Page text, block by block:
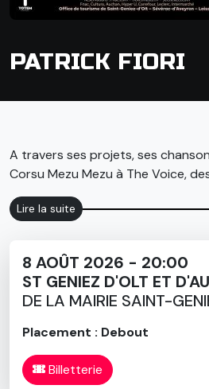
PATRICK FIORI
A travers ses projets, ses
Corsu Mezu Mezu à The Voice,
Patrick Fiori a développé une
avec son public.
Toujours entouré de son équipe,
de cœur le temps d'une soirée
Lire la suite
8 AOÛT 2026 - 20:00
ST GENIEZ D'OLT ET
DE LA MAIRIE SAINT-
Placement : Debout
Billetterie